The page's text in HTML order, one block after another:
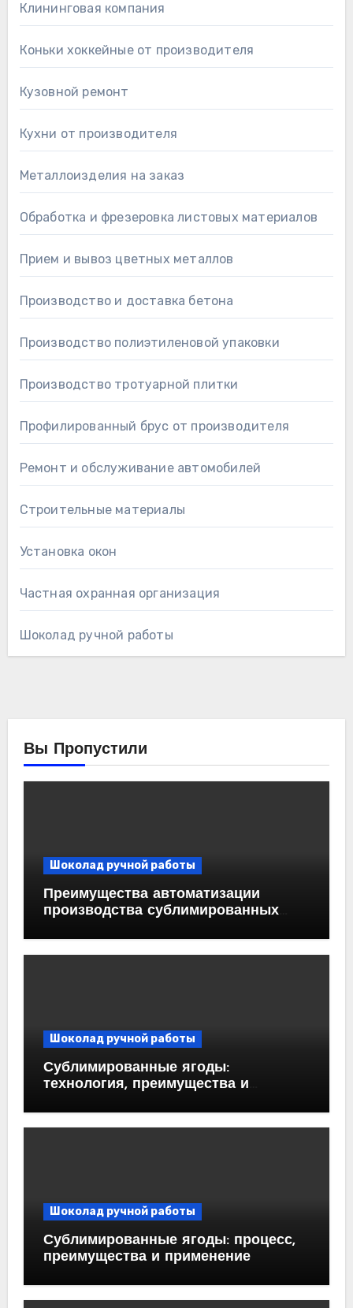
Клининговая компания
Коньки хоккейные от производителя
Кузовной ремонт
Кухни от производителя
Металлоизделия на заказ
Обработка и фрезеровка листовых материалов
Прием и вывоз цветных металлов
Производство и доставка бетона
Производство полиэтиленовой упаковки
Производство тротуарной плитки
Профилированный брус от производителя
Ремонт и обслуживание автомобилей
Строительные материалы
Установка окон
Частная охранная организация
Шоколад ручной работы
Вы Пропустили
Шоколад ручной работы
Преимущества автоматизации
производства сублимированных
Шоколад ручной работы
Сублимированные ягоды:
технология, преимущества и
Шоколад ручной работы
Сублимированные ягоды: процесс,
преимущества и применение